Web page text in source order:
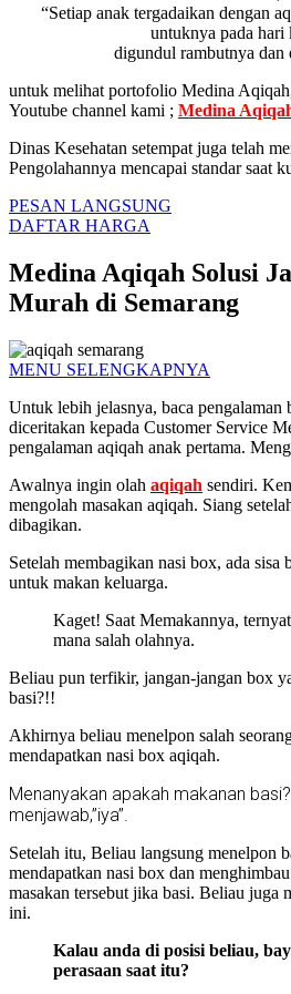
“Setiap anak tergadaikan dengan
untuknya pada hari
digundul rambutnya dan
untuk melihat portofolio Medina
Youtube channel kami ; Medina
Dinas Kesehatan setempat juga telah
Pengolahannya mencapai standar saat
PESAN LANGSUNG
DAFTAR HARGA
Medina Aqiqah Solusi
Murah di Semarang
MENU SELENGKAPNYA
Untuk lebih jelasnya, baca pengalaman
diceritakan kepada Customer Service
pengalaman aqiqah anak pertama.
Awalnya ingin olah aqiqah sendiri.
mengolah masakan aqiqah. Siang
dibagikan.
Setelah membagikan nasi box, ada sisa
untuk makan keluarga.
Kaget! Saat Memakannya,
mana salah olahnya.
Beliau pun terfikir, jangan-jangan box
basi?!!
Akhirnya beliau menelpon salah
mendapatkan nasi box aqiqah.
Menanyakan apakah makanan
menjawab,”iya”.
Setelah itu, Beliau langsung menelpon
mendapatkan nasi box dan
masakan tersebut jika basi. Beliau juga
ini.
Kalau anda di posisi beliau,
perasaan saat itu?